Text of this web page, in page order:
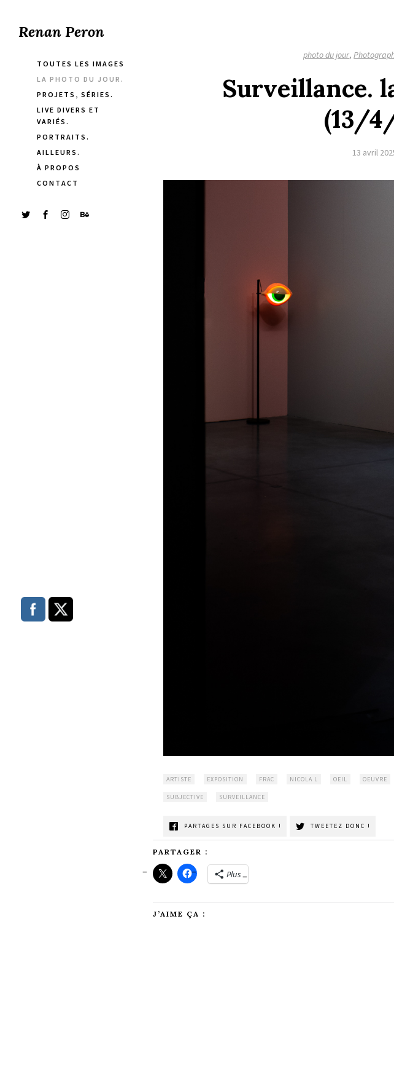
Renan Peron
TOUTES LES IMAGES
LA PHOTO DU JOUR.
PROJETS, SÉRIES.
LIVE DIVERS ET
VARIÉS.
PORTRAITS.
AILLEURS.
À PROPOS
CONTACT
photo du jour,
Surveillance.
(13/
13 avril
ARTISTE EXPOSITION FRAC NICOLA L OEIL OEUVRE
SUBJECTIVE SURVEILLANCE
PARTAGES SUR FACEBOOK ! TWEETEZ DONC !
PARTAGER :
Plus
J’AIME ÇA :